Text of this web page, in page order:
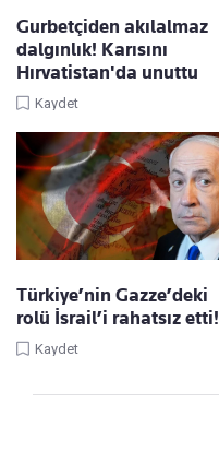
Gurbetçiden akılalmaz
dalgınlık! Karısını
Hırvatistan'da unuttu
Kaydet
Türkiye’nin Gazze’deki
rolü İsrail’i rahatsız etti!
Kaydet